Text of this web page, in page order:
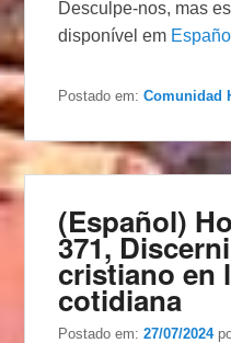
Desculpe-nos, mas
disponível em Español
Postado em: Comunidad
(Español)
371,
cristiano en
cotidiana
Postado em:27/07/2024